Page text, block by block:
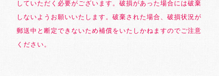
していただく必要がございます。破損があった場合には破棄
しないようお願いいたします。破棄された場合、破損状況が
郵送中と断定できないため補償をいたしかねますのでご注意
ください。